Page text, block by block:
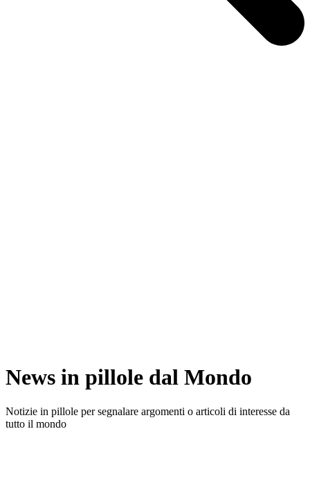
News in pillole dal Mondo
Notizie in pillole per segnalare argomenti o articoli di interesse da
tutto il mondo